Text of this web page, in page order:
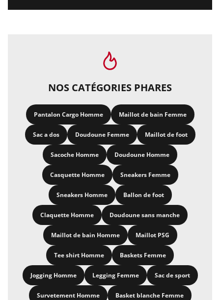
NOS CATÉGORIES PHARES
Pantalon Cargo Homme Maillot de bain Femme
Sac a dos Doudoune Femme Maillot de foot
Sacoche Homme Doudoune Homme
Casquette Homme Sneakers Femme
Sneakers Homme Ballon de foot
Claquette Homme Doudoune sans manche
Maillot de bain Homme Maillot PSG
Tee shirt Homme Baskets Femme
Jogging Homme Legging Femme Sac de sport
Survetement Homme Basket blanche Femme